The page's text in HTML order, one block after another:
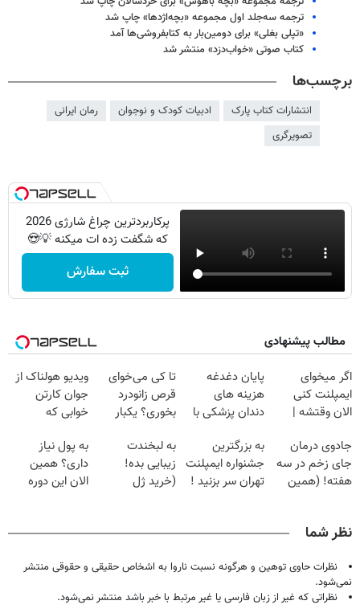
ترجمه سه‌جلد اول مجموعه «بچه‌اژدها» چاپ شد
«تپلی بغلی» برای دومین‌بار به کتابفروشی‌ها آمد
کتاب صوتی «خواب‌دزد» منتشر شد
برچسب‌ها
انتشارات کتاب پارک ادبیات کودک و نوجوان
رمان ایرانی
تصویرگری
پرکاربردترین چراغ شارژی 2026
که شگفت زده ات میکنه 💡😍
ثبت سفارش
مطالب پیشنهادی
اگر میخوای
ایمپلنت کنی
الان وقتشه |
میلیون تومان!!!
پایان دغدغه
هزینه های
دندان پزشکی با
خانگی
تا کی می‌خوای
قرص زانودرد
بخوری؟ یکبار
کن
ویدیو هولناک از
جوان کارتن
خوابی که
آموزش رایگان
جادوی درمان
جای زخم در سه
هفته! (همین
به بزرگترین
جشنواره ایمپلنت
تهران سر بزنید !
به لبخندت
زیبایی بده!
(خرید ژل
با40%تخفیف)
به پول نیاز
داری؟ همین
الان این دوره
نظر شما
نظرات حاوی توهین و هرگونه نسبت ناروا به اشخاص حقیقی و حقوقی منتشر
نمی‌شود.
نظراتی که غیر از زبان فارسی یا غیر مرتبط با خبر باشد منتشر نمی‌شود.